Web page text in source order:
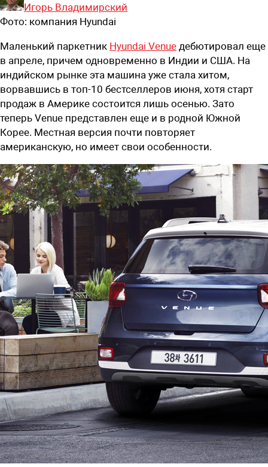
Игорь Владимирский
Фото: компания Hyundai
Маленький паркетник Hyundai Venue дебютировал еще
в апреле, причем одновременно в Индии и США. На
индийском рынке эта машина уже стала хитом,
ворвавшись в топ-10 бестселлеров июня, хотя старт
продаж в Америке состоится лишь осенью. Зато
теперь Venue представлен еще и в родной Южной
Корее. Местная версия почти повторяет
американскую, но имеет свои особенности.